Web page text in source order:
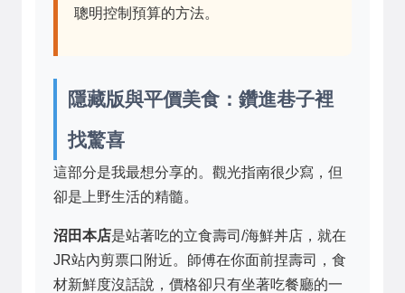
聰明控制預算的方法。
隱藏版與平價美食：鑽進巷子裡
找驚喜
這部分是我最想分享的。觀光指南很少寫，但
卻是上野生活的精髓。
沼田本店是站著吃的立食壽司/海鮮丼店，就在
JR站內剪票口附近。師傅在你面前捏壽司，食
材新鮮度沒話說，價格卻只有坐著吃餐廳的一